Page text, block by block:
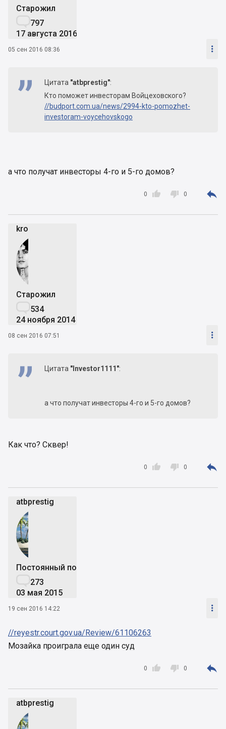
застройщиком? По словам Прокопива,
наконец-то найти диалог с Войцеховским, хотя
получат своих квадратные метры и смогут их
узаконить.
Старожил
797
17 августа 2016
05 сен 2016 08:36 
Цитата "atbprestig":
Кто поможет инвесторам Войцеховского?
//budport.com.ua/news/2994-kto-pomozhet-
investoram-voycehovskogo
а что получат инвесторы 4-го и 5-го домов?

0  0 
kro
Старожил
534
24 ноября 2014
08 сен 2016 07:51 
Цитата "Investor1111":
а что получат инвесторы 4-го и 5-го домов?
Как что? Сквер!

0  0 
atbprestig
Постоянный пользователь
273
03 мая 2015
19 сен 2016 14:22 
//reyestr.court.gov.ua/Review/61106263
Мозайка проиграла еще один суд

0  0 
atbprestig